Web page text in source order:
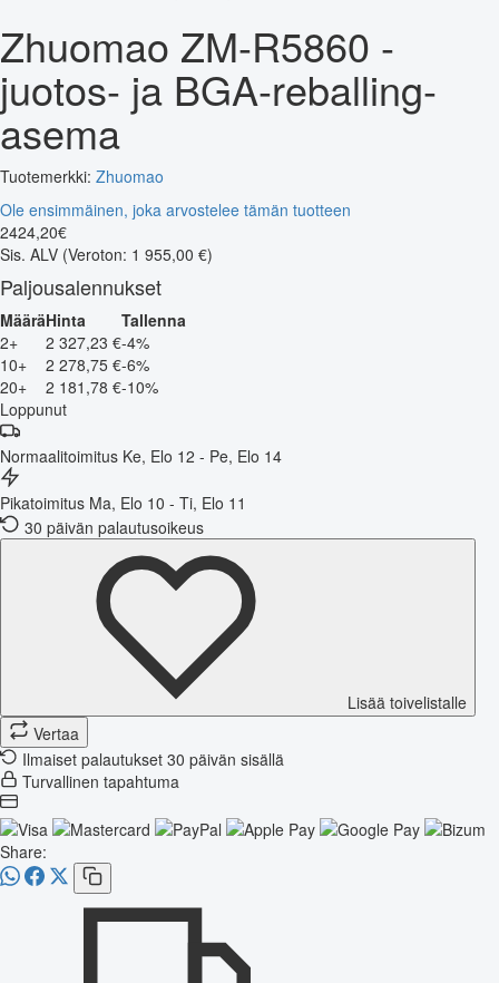
Zhuomao ZM-R5860 -
juotos- ja BGA-reballing-
asema
Tuotemerkki: Zhuomao
Ole ensimmäinen, joka arvostelee tämän tuotteen
2424,20€
Sis. ALV (Veroton: 1 955,00 €)
Paljousalennukset
MääräHinta
Tallenna
2+
2 327,23 €-4%
10+
2 278,75 €-6%
20+
2 181,78 €-10%
Loppunut
Normaalitoimitus Ke, Elo 12 - Pe, Elo 14
Pikatoimitus Ma, Elo 10 - Ti, Elo 11
30 päivän palautusoikeus
Lisää toivelistalle
Vertaa
Ilmaiset palautukset 30 päivän sisällä
Turvallinen tapahtuma
Share: